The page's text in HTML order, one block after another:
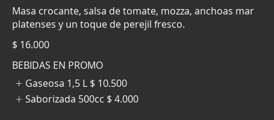
Masa crocante, salsa de tomate, mozza, anchoas mar
platenses y un toque de perejil fresco.
$ 16.000
BEBIDAS EN PROMO
Gaseosa 1,5 L $ 10.500
Saborizada 500cc $ 4.000